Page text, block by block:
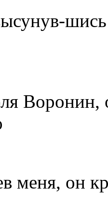
меня, он